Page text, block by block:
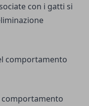
con i gatti si
comportamento